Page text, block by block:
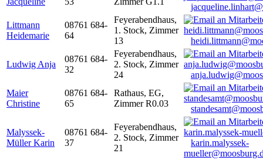
Littmann
Heidemarie
08761 684-
64
Feyerabendhaus,
1. Stock, Zimmer
13
Ludwig Anja
08761 684-
32
Feyerabendhaus,
2. Stock, Zimmer
24
Maier
Christine
08761 684-
65
Rathaus, EG,
Zimmer R0.03
Malyssek-
Müller Karin
08761 684-
37
Feyerabendhaus,
2. Stock, Zimmer
21
karin.malyssek-